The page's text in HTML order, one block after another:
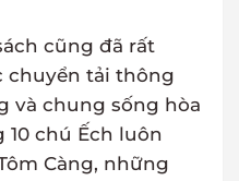
cũng đã rất
chuyển tải thông
và chung sống hòa
chú Ếch luôn
Càng, những